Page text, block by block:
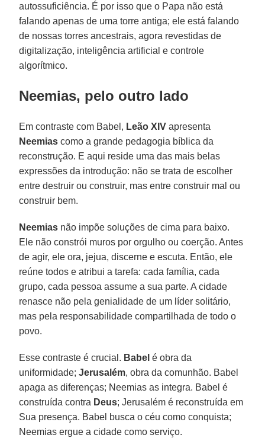
autossuficiência. É por isso que o Papa não está
falando apenas de uma torre antiga; ele está falando
de nossas torres ancestrais, agora revestidas de
digitalização, inteligência artificial e controle
algorítmico.
Neemias, pelo outro lado
Em contraste com Babel, Leão XIV apresenta
Neemias como a grande pedagogia bíblica da
reconstrução. E aqui reside uma das mais belas
expressões da introdução: não se trata de escolher
entre destruir ou construir, mas entre construir mal ou
construir bem.
Neemias não impõe soluções de cima para baixo.
Ele não constrói muros por orgulho ou coerção. Antes
de agir, ele ora, jejua, discerne e escuta. Então, ele
reúne todos e atribui a tarefa: cada família, cada
grupo, cada pessoa assume a sua parte. A cidade
renasce não pela genialidade de um líder solitário,
mas pela responsabilidade compartilhada de todo o
povo.
Esse contraste é crucial. Babel é obra da
uniformidade;Jerusalém, obra da comunhão. Babel
apaga as diferenças; Neemias as integra. Babel é
construída contra Deus; Jerusalém é reconstruída em
Sua presença. Babel busca o céu como conquista;
Neemias ergue a cidade como serviço.